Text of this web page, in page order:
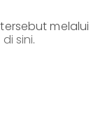
melalui
di sini.